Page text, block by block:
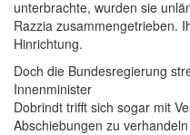
unterbrachte, wurden sie
Razzia zusammengetrieben.
Hinrichtung.
Doch die Bundesregierung
Innenminister
Dobrindt trifft sich sogar mit
Abschiebungen zu